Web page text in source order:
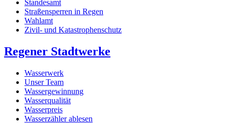
Standesamt
Straßensperren in Regen
Wahlamt
Zivil- und Katastrophenschutz
Regener Stadtwerke
Wasserwerk
Unser Team
Wassergewinnung
Wasserqualität
Wasserpreis
Wasserzähler ablesen